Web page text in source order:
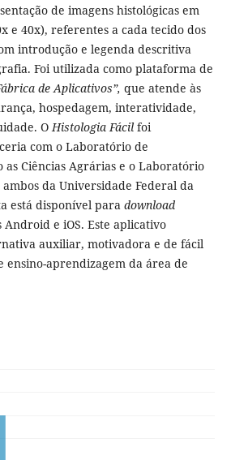
de imagens histológicas em
e 40x), referentes a cada tecido dos
introdução e legenda descritiva
Foi utilizada como plataforma de
de Aplicativos”, que atende às
hospedagem, interatividade,
OHistologia Fácilfoi
com o Laboratório de
as Ciências Agrárias e o Laboratório
da Universidade Federal da
está disponível para download
e iOS. Este aplicativo
auxiliar, motivadora e de fácil
ensino-aprendizagem da área de